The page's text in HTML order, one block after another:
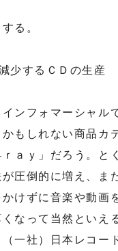
する。
少するＣＤの生産
ンフォマーシャル
かもしれない商品カ
ａｙ」だろう。と
が圧倒的に増え、ま
かけずに音楽や動画
くなって当然といえ
一社）日本レコー